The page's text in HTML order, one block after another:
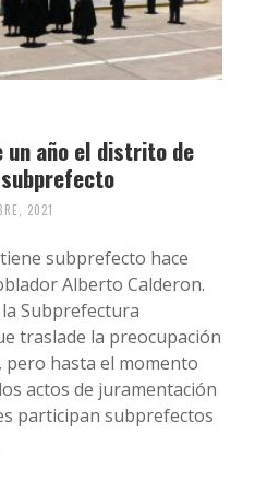
un año el distrito de
2021
subprefecto hace
Alberto Calderon.
Subprefectura
traslade la preocupación
hasta el momento
actos de juramentación
participan subprefectos